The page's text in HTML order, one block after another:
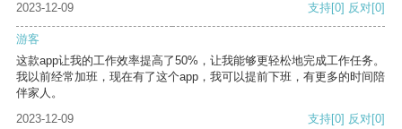
2023-12-09 支持[0] 反对[0]
游客
这款app让我的工作效率提高了50%，让我能够更轻松地完成工作任务。
我以前经常加班，现在有了这个app，我可以提前下班，有更多的时间陪
伴家人。
2023-12-09
支持[0] 反对[0]